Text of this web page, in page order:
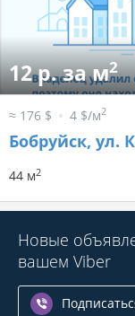
12 р. за м2
≈ 176 $ 4 $/м2
Бобруйск, ул.
44 м2
Новые
вашем Viber